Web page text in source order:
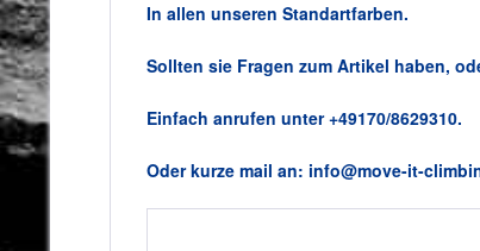
In allen unseren Standartfarben.
Sollten sie Fragen zum Artikel haben,
Einfach anrufen unter +49170/8629310.
Oder kurze mail an: info@move-it-